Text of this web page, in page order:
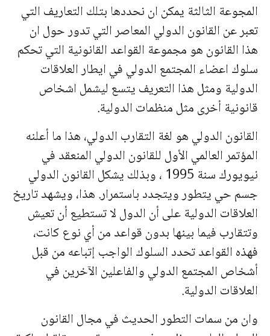
المجوعة الثالثة يمكن ان نحددها بتلك التعاريف التي
تعبر عن القانون الدولي المعاصر التي تدور حول ان
هذا القانون هو مجموعة القواعد القانونية التي تحكم
سلوك اعضاء المجتمع الدولي في ايطار العلاقات
الدولية ومثل هذا التعريف يتسع ليشمل اشخاص
قانونية أخرى مثلمنظمات الدولية.
القانون الدولي هو لغة التقارب الدولي، هذا ما أعلنه
المؤتمر العالمي الأول للقانون الدولي المنعقد في
نيويورك سنة 1995 ، وبذلك يشكل القانون الدولي
جسم حي يتطور ويتجدد باستمرار. هذا، ويشهد تاريخ
العلاقات الدولية على أن الدول لا تستطيع أن تعيش
وتتقارب فيما بينها بدون قواعد من أي نوع كانت،
فهذه القواعد تحدد السلوك الواجب إتباعه من قبل
أشخاص المجتمع الدولي والفاعلين الآخرين في
العلاقات الدولية.
وان من سمات التطور الحديث في مجال القانون